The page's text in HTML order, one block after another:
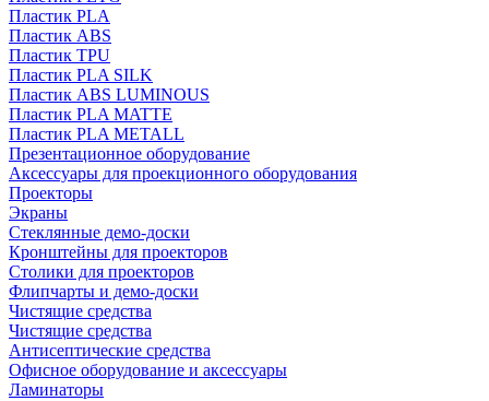
Пластик PLA
Пластик ABS
Пластик TPU
Пластик PLA SILK
Пластик ABS LUMINOUS
Пластик PLA MATTE
Пластик PLA METALL
Презентационное оборудование
Аксессуары для проекционного оборудования
Проекторы
Экраны
Стеклянные демо-доски
Кронштейны для проекторов
Столики для проекторов
Флипчарты и демо-доски
Чистящие средства
Чистящие средства
Антисептические средства
Офисное оборудование и аксессуары
Ламинаторы